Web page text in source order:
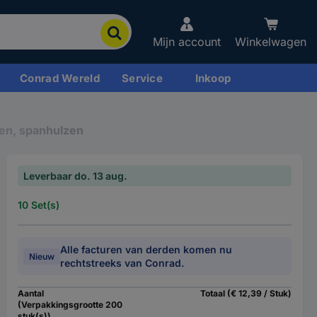
Mijn account Winkelwagen
Conrad Wereld Service Inkoop
spanhulzen
Leverbaar do. 13 aug.
10 Set(s)
Nieuw
Alle facturen van derden komen nu
rechtstreeks van Conrad.
Aantal
(Verpakkingsgrootte 200
Totaal (€ 12,39 / Stuk)